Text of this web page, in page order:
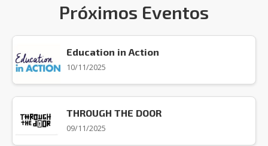
Próximos Eventos
Education in Action
10/11/2025
THROUGH THE DOOR
09/11/2025